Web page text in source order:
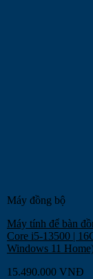
Máy đồng bộ
Máy tính để bàn
Core i5-13500 |
Windows 11
15.490.000 VNĐ